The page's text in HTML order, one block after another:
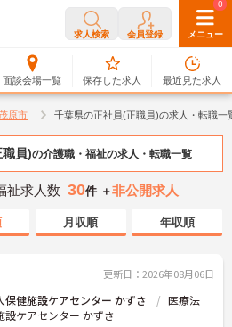
求人検索 会員登録 メニュー
面談会場一覧
0
保存した求人
0
最近見た求人
茂原市 千葉県の正社員(正職員)の求人・転職一
員)の介護職・福祉の求人・転職一覧
祉求人数 30件 ＋非公開求人
月収順 年収順
更新日：2026年08月06日
健施設ケアセンター かずさ
医療法
ケアセンター かずさ